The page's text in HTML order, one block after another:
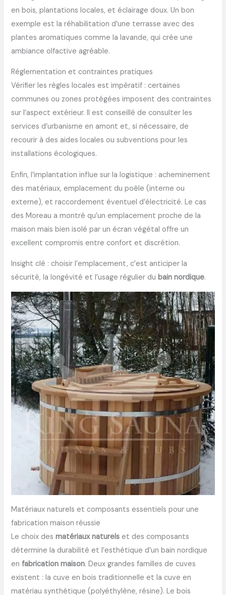
en bois, plantations locales, et éclairage doux. Un bon
exemple est la réhabilitation d’une terrasse avec des
plantes aromatiques comme la lavande, qui crée une
ambiance olfactive agréable.
Réglementation et contraintes pratiques
Vérifier les règles locales est impératif : certaines
communes ou zones protégées imposent des contraintes
sur l’aspect extérieur. Il est conseillé de consulter les
services d’urbanisme en amont et, si nécessaire, de
recourir à des aides locales ou subventions pour les
installations écologiques.
Enfin, l’implantation influe sur la logistique : acheminement
des matériaux, emplacement du poêle (interne ou
externe), et raccordement éventuel d’électricité. Le cas
des Moreau a montré qu’un emplacement proche de la
maison mais bien isolé par un écran végétal offre un
excellent compromis entre confort et discrétion.
Insight clé : choisir l’emplacement, c’est anticiper la
sécurité, la longévité et l’usage régulier dubain nordique.
Matériaux naturels et composants essentiels pour une
fabrication maison réussie
Le choix desmatériaux naturels et des composants
détermine la durabilité et l’esthétique d’un bain nordique
enfabrication maison. Deux grandes familles de cuves
existent : la cuve en bois traditionnelle et la cuve en
matériau synthétique (polyéthylène, résine). Le bois